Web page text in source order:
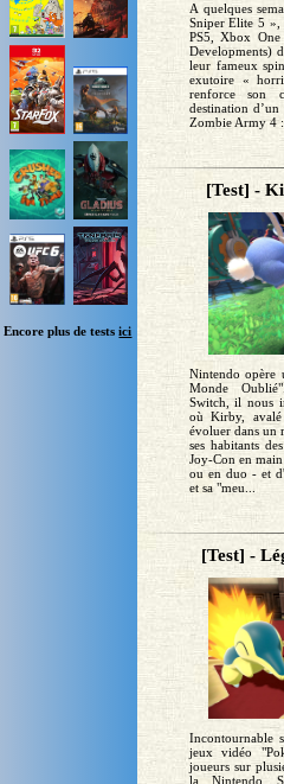
Encore plus de testsici
A quelques
Sniper Elite 5 »,
PS5, Xbox One
Developments)
leur fameux
exutoire «
renforce son
destination
Zombie Army 4 :
[Test] -
Nintendo opère
Monde
Switch, il nous
où Kirby,
évoluer dans un
ses habitants
Joy-Con en
ou en duo - et
et sa "meu...
[Test] -
Incontournable
jeux vidéo
joueurs sur
la Nintendo